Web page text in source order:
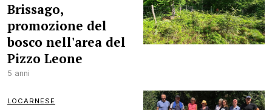
Brissago,
promozione del
bosco nell'area del
Pizzo Leone
5 anni
LOCARNESE